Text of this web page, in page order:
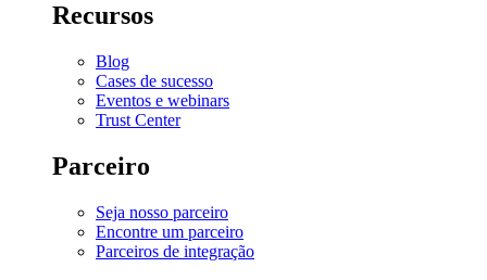
Recursos
Blog
Cases de sucesso
Eventos e webinars
Trust Center
Parceiro
Seja nosso parceiro
Encontre um parceiro
Parceiros de integração